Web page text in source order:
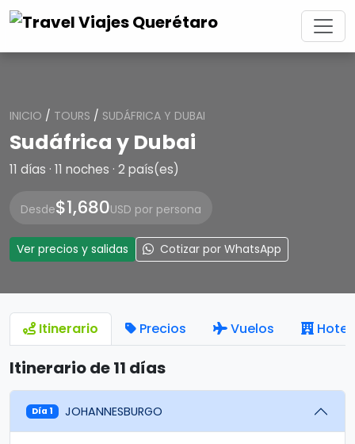
INICIO / TOURS / SUDÁFRICA Y DUBAI
Sudáfrica y Dubai
11 días · 11 noches · 2 país(es)
Desde$1,680USD por persona
Ver precios y salidas Cotizar por WhatsApp
Itinerario Precios Vuelos
Itinerario de 11 días
Día 1 JOHANNESBURGO